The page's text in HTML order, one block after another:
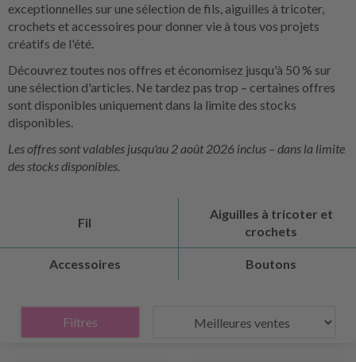
exceptionnelles sur une sélection de fils, aiguilles à tricoter,
crochets et accessoires pour donner vie à tous vos projets
créatifs de l'été.
Découvrez toutes nos offres et économisez jusqu'à 50 % sur
une sélection d'articles. Ne tardez pas trop – certaines offres
sont disponibles uniquement dans la limite des stocks
disponibles.
Les offres sont valables jusqu'au 2 août 2026 inclus – dans la limite
des stocks disponibles.
Fil
Aiguilles à tricoter et
crochets
Accessoires Boutons
Filtres